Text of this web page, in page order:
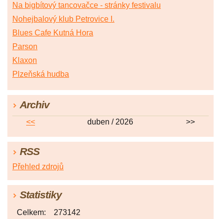
Na bigbítový tancovačce - stránky festivalu
Nohejbalový klub Petrovice I.
Blues Cafe Kutná Hora
Parson
Klaxon
Plzeňská hudba
Archiv
<< duben / 2026 >>
RSS
Přehled zdrojů
Statistiky
Celkem:
273142